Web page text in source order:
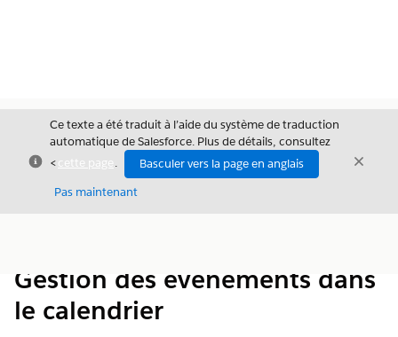
Fermer
Ce texte a été traduit à l’aide du système de traduction
automatique de Salesforce. Plus de détails, consultez
<cette page .
Basculer vers la page en anglais
Pas maintenant
Fermer
Gestion des événements dans
le calendrier